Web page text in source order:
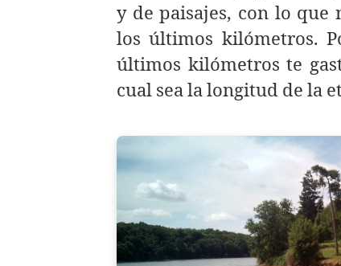
y de paisajes, con lo que
los últimos kilómetros.
últimos kilómetros te
cual sea la longitud de la